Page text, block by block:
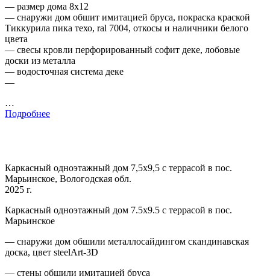
— размер дома 8х12
— снаружи дом обшит имитацией бруса, покраска краской
Тиккурила пика техо, ral 7004, откосы и наличники белого
цвета
— свесы кровли перфорированный софит деке, лобовые
доски из металла
— водосточная система деке
—
…
Подробнее
Каркасный одноэтажный дом 7,5х9,5 с террасой в пос.
Марьинское, Вологодская обл.
2025 г.
Каркасный одноэтажный дом 7.5х9.5 с террасой в пос.
Марьинское
— снаружи дом обшили металлосайдингом скандинавская
доска, цвет steelArt-3D
— стены обшили имитацией бруса